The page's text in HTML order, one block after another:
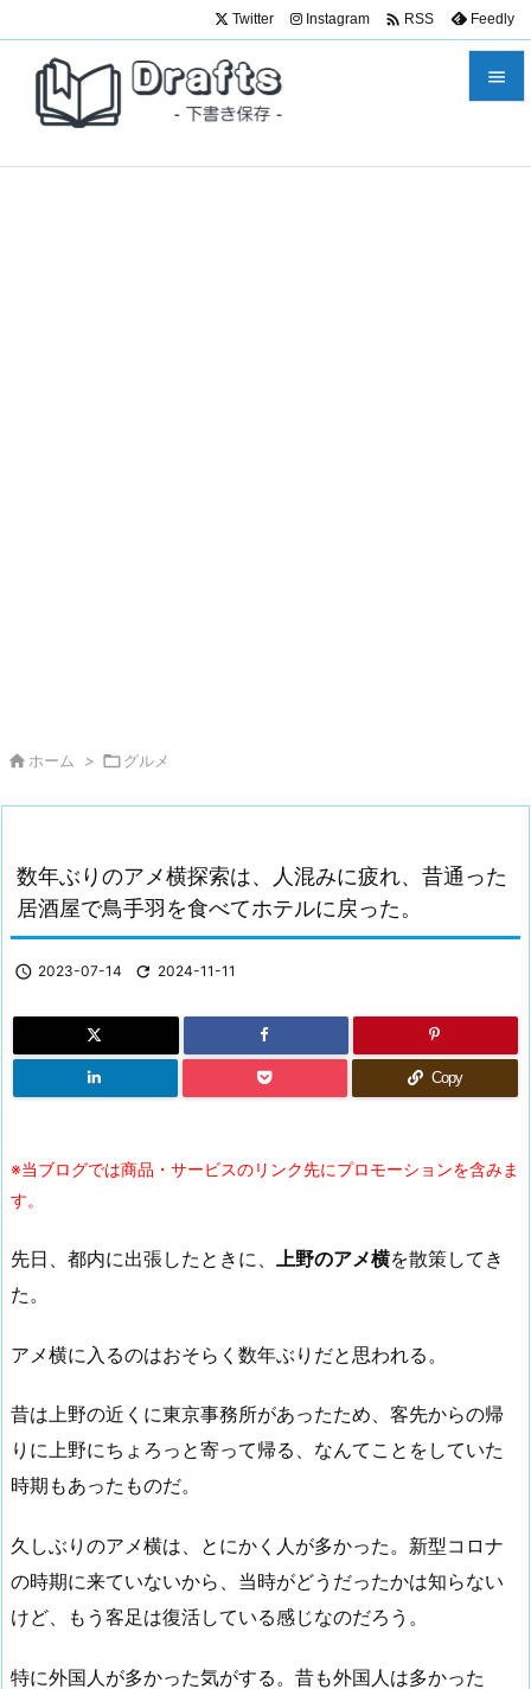

Twitter Instagram  RSS Feedly
 ホーム > グルメ
数年ぶりのアメ横探索は、人混みに疲れ、昔通った
居酒屋で鳥手羽を食べてホテルに戻った。
 2023-07-14  2024-11-11
Copy
※当ブログでは商品・サービスのリンク先にプロモーションを含みま
す。
先日、都内に出張したときに、 上野のアメ横を散策してき
た。
アメ横に入るのはおそらく数年ぶりだと思われる。
昔は上野の近くに東京事務所があったため、客先からの帰
りに上野にちょろっと寄って帰る、なんてことをしていた
時期もあったものだ。
久しぶりのアメ横は、とにかく人が多かった。新型コロナ
の時期に来ていないから、当時がどうだったかは知らない
けど、もう客足は復活している感じなのだろう。
特に外国人が多かった気がする。昔も外国人は多かった